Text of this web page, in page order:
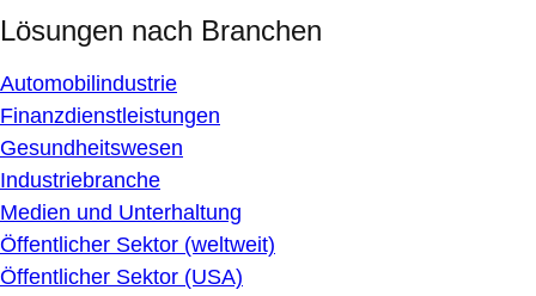
Lösungen nach Branchen
Automobilindustrie
Finanzdienstleistungen
Gesundheitswesen
Industriebranche
Medien und Unterhaltung
Öffentlicher Sektor (weltweit)
Öffentlicher Sektor (USA)